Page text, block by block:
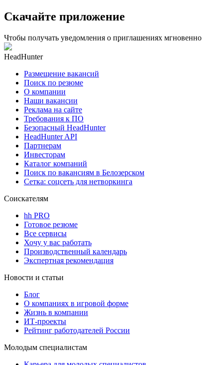
Скачайте приложение
Чтобы получать уведомления о приглашениях мгновенно
HeadHunter
Размещение вакансий
Поиск по резюме
О компании
Наши вакансии
Реклама на сайте
Требования к ПО
Безопасный HeadHunter
HeadHunter API
Партнерам
Инвесторам
Каталог компаний
Поиск по вакансиям в Белозерском
Сетка: соцсеть для нетворкинга
Соискателям
hh PRO
Готовое резюме
Все сервисы
Хочу у вас работать
Производственный календарь
Экспертная рекомендация
Новости и статьи
Блог
О компаниях в игровой форме
Жизнь в компании
ИТ-проекты
Рейтинг работодателей России
Молодым специалистам